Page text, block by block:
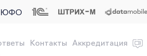
ЮФО
Контакты Аккредитация